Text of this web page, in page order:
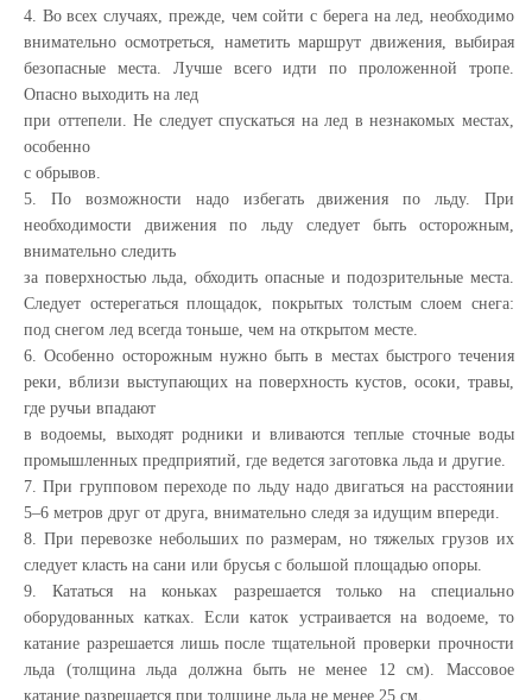
4. Во всех случаях, прежде, чем сойти с берега на лед, необходимо
внимательно осмотреться, наметить маршрут движения, выбирая
безопасные места. Лучше всего идти по проложенной тропе.
Опасно выходить на лед
при оттепели. Не следует спускаться на лед в незнакомых местах,
особенно
с обрывов.
5. По возможности надо избегать движения по льду. При
необходимости движения по льду следует быть осторожным,
внимательно следить
за поверхностью льда, обходить опасные и подозрительные места.
Следует остерегаться площадок, покрытых толстым слоем снега:
под снегом лед всегда тоньше, чем на открытом месте.
6. Особенно осторожным нужно быть в местах быстрого течения
реки, вблизи выступающих на поверхность кустов, осоки, травы,
где ручьи впадают
в водоемы, выходят родники и вливаются теплые сточные воды
промышленных предприятий, где ведется заготовка льда и другие.
7. При групповом переходе по льду надо двигаться на расстоянии
5–6 метров друг от друга, внимательно следя за идущим впереди.
8. При перевозке небольших по размерам, но тяжелых грузов их
следует класть на сани или брусья с большой площадью опоры.
9. Кататься на коньках разрешается только на специально
оборудованных катках. Если каток устраивается на водоеме, то
катание разрешается лишь после тщательной проверки прочности
льда (толщина льда должна быть не менее 12 см). Массовое
катание разрешается при толщине льда не менее 25 см.